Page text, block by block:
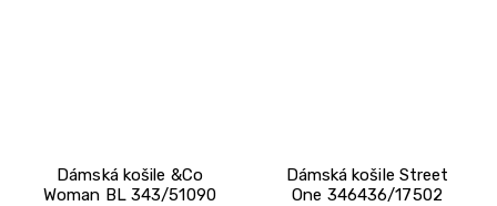
Dámská košile &Co
Woman BL 343/51090
Dámská košile Street
One 346436/17502